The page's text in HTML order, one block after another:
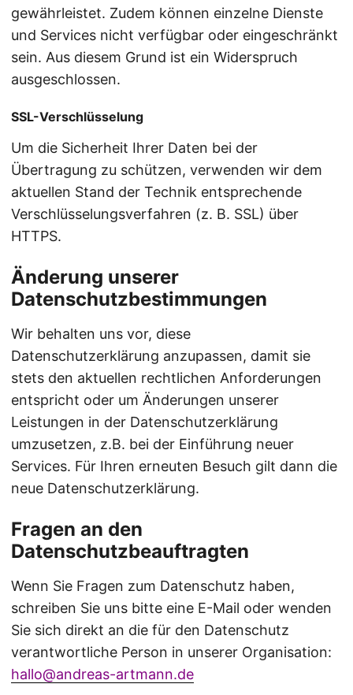
gewährleistet. Zudem können einzelne Dienste
und Services nicht verfügbar oder eingeschränkt
sein. Aus diesem Grund ist ein Widerspruch
ausgeschlossen.
SSL-Verschlüsselung
Um die Sicherheit Ihrer Daten bei der
Übertragung zu schützen, verwenden wir dem
aktuellen Stand der Technik entsprechende
Verschlüsselungsverfahren (z. B. SSL) über
HTTPS.
Änderung unserer
Datenschutzbestimmungen
Wir behalten uns vor, diese
Datenschutzerklärung anzupassen, damit sie
stets den aktuellen rechtlichen Anforderungen
entspricht oder um Änderungen unserer
Leistungen in der Datenschutzerklärung
umzusetzen, z.B. bei der Einführung neuer
Services. Für Ihren erneuten Besuch gilt dann die
neue Datenschutzerklärung.
Fragen an den
Datenschutzbeauftragten
Wenn Sie Fragen zum Datenschutz haben,
schreiben Sie uns bitte eine E-Mail oder wenden
Sie sich direkt an die für den Datenschutz
verantwortliche Person in unserer Organisation:
hallo@andreas-artmann.de